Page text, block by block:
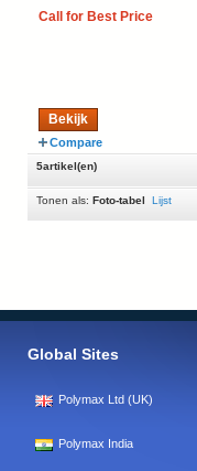
Call for Best Price
Bekijk
Compare
5artikel(en)
Tonen als: Foto-tabel Lijst
Global Sites
Polymax Ltd (UK)
Polymax India